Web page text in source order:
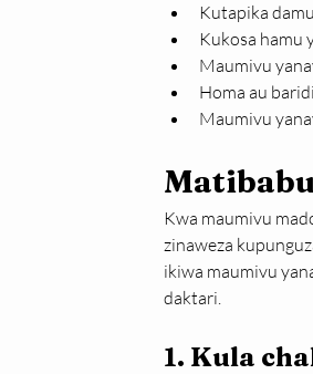
Kutapika
Kukosa hamu
Maumivu
Homa au
Maumivu
Kwa maumivu
zinaweza
ikiwa maumivu
daktari.
1. Kula